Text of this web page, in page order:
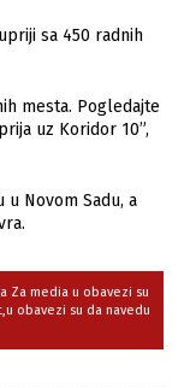
sa 450 radnih
mesta. Pogledajte
uz Koridor 10”,
u Novom Sadu, a
Za media u obavezi su
obavezi su da navedu